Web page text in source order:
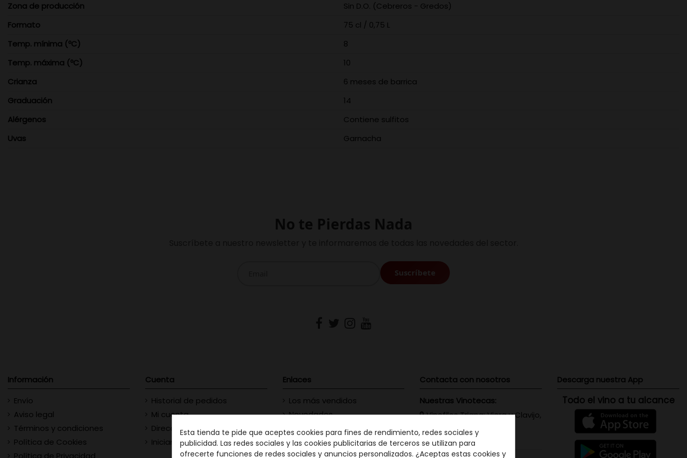
Zona de producción
Sin D.O. (Cebreros - Gredos)
Formato
75 cl / 0,75 L
Temp. mínima (ºC)
8
Temp. máxima (ºC)
10
Crianza
6 meses de barrica
Graduación
14
Alérgenos
Contiene sulfitos
Uvas
Garnacha
No te Pierdas Nada
Información
Envío
Aviso legal
Términos y condiciones
Política de Cookies
Política de Privacidad
Cuenta
Historial de pedidos
Mi cuenta
Direcciones
Iniciar sesión
Enlaces
Los más vendidos
Novedades
Contacte con nosotros
Contacta con nosotros
Nuestras Vinotecas:
Vinofilos Triana: Viera y Clavijo,
GC: 828071656
Descarga nuestra App
Todo el vino a tu alcance
Esta tienda te pide que aceptes cookies para fines de rendimiento, redes sociales y
publicidad. Las redes sociales y las cookies publicitarias de terceros se utilizan para
ofrecerte funciones de redes sociales y anuncios personalizados. ¿Aceptas estas cookies y